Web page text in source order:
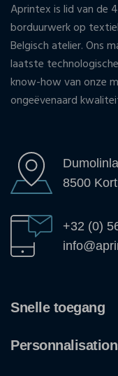
Aprintex is lid van de
borduurwerk op
Belgisch atelier. Ons
laatste
know-how van onze
ongeëvenaard
8500
+32 (0)
Snelle toegang